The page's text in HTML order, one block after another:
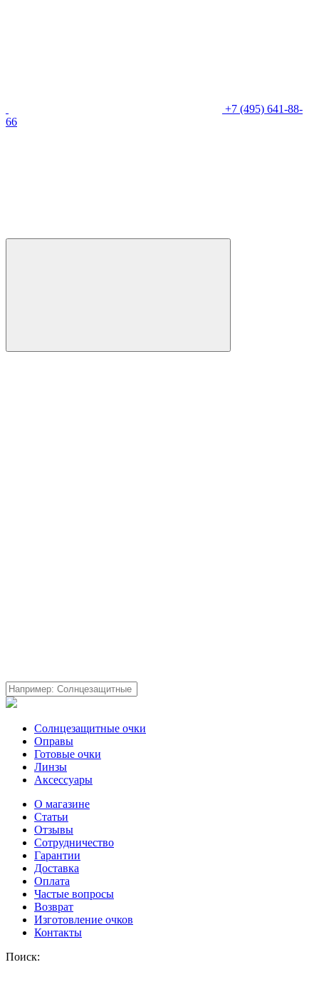
+7 (495) 641-88-
66
Солнцезащитные очки
Оправы
Готовые очки
Линзы
Аксессуары
О магазине
Статьи
Отзывы
Сотрудничество
Гарантии
Доставка
Оплата
Частые вопросы
Возврат
Изготовление очков
Контакты
Поиск: